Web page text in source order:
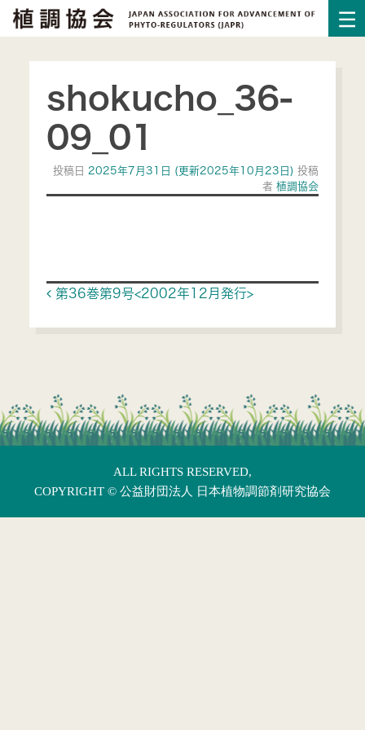
shokucho_36-
09_01
投稿日 2025年7月31日 (更新2025年10月23日)投稿
者 植調協会
Post navigation
第36巻第9号<2002年12月発行>
ALL RIGHTS RESERVED,
COPYRIGHT © 公益財団法人 日本植物調節剤研究協会